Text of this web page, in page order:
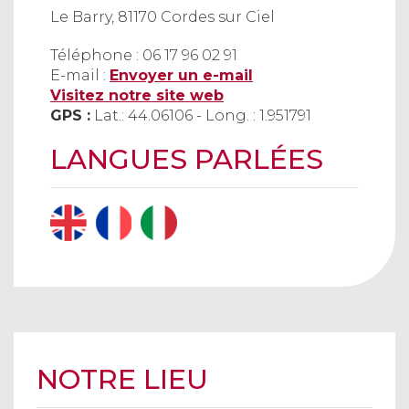
Le Barry, 81170 Cordes sur Ciel
Téléphone : 06 17 96 02 91
E-mail : Envoyer un e-mail
Visitez notre site web
GPS : Lat.: 44.06106 - Long. : 1.951791
LANGUES PARLÉES
NOTRE LIEU